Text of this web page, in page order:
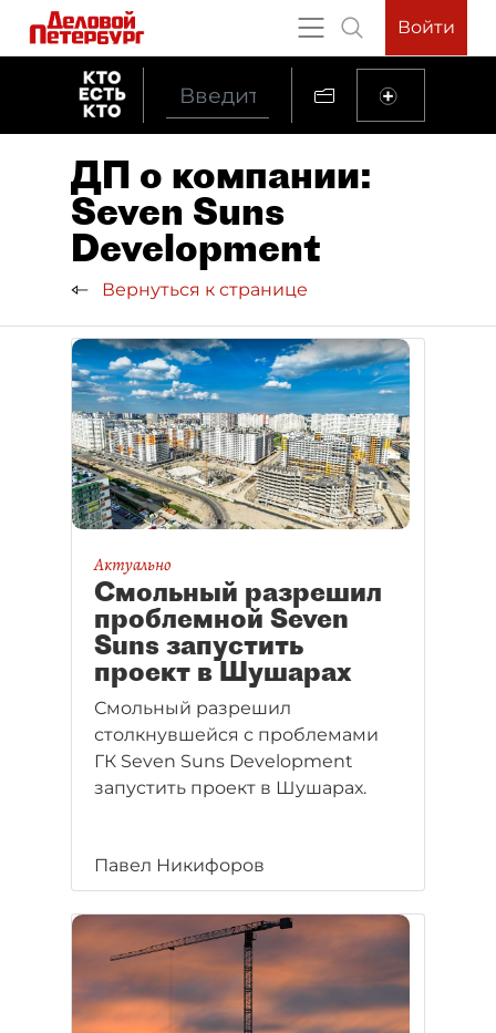
Войти
ДП о компании:
Seven Suns
Development
Вернуться к странице
Актуально
Смольный разрешил
проблемной Seven
Suns запустить
проект в Шушарах
Смольный разрешил
столкнувшейся с проблемами
ГК Seven Suns Development
запустить проект в Шушарах.
Павел Никифоров